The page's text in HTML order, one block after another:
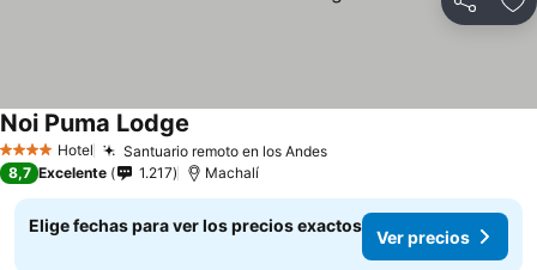
Compartir
4 EstrellasHotel Santuario remoto en los Andes
Noi Puma Lodge
8,7 Excelente 1.217 Machalí
Elige fechas para ver los precios exactos
Ver precios